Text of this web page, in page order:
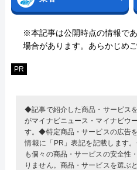
※本記事は公開時点の情報で
場合があります。あらかじめ
PR
◆記事で紹介した商品・サービス
がマイナビニュース・マイナビウ
す。◆特定商品・サービスの広告
情報に「PR」表記を記載します
も個々の商品・サービスの安全性
りません。商品・サービスを選ぶ